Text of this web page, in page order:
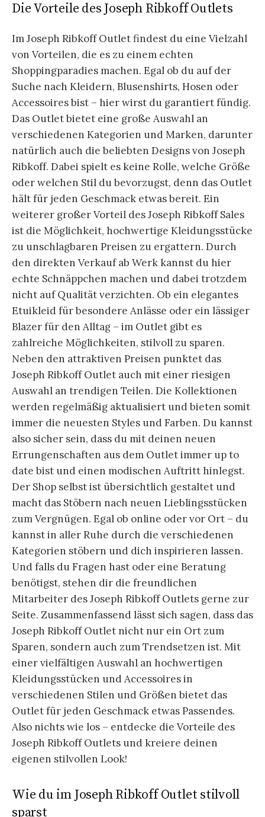
Die Vorteile des Joseph Ribkoff Outlets
Im Joseph Ribkoff Outlet findest du eine Vielzahl
von Vorteilen, die es zu einem echten
Shoppingparadies machen. Egal ob du auf der
Suche nach Kleidern, Blusenshirts, Hosen oder
Accessoires bist – hier wirst du garantiert fündig.
Das Outlet bietet eine große Auswahl an
verschiedenen Kategorien und Marken, darunter
natürlich auch die beliebten Designs von Joseph
Ribkoff. Dabei spielt es keine Rolle, welche Größe
oder welchen Stil du bevorzugst, denn das Outlet
hält für jeden Geschmack etwas bereit. Ein
weiterer großer Vorteil des Joseph Ribkoff Sales
ist die Möglichkeit, hochwertige Kleidungsstücke
zu unschlagbaren Preisen zu ergattern. Durch
den direkten Verkauf ab Werk kannst du hier
echte Schnäppchen machen und dabei trotzdem
nicht auf Qualität verzichten. Ob ein elegantes
Etuikleid für besondere Anlässe oder ein lässiger
Blazer für den Alltag – im Outlet gibt es
zahlreiche Möglichkeiten, stilvoll zu sparen.
Neben den attraktiven Preisen punktet das
Joseph Ribkoff Outlet auch mit einer riesigen
Auswahl an trendigen Teilen. Die Kollektionen
werden regelmäßig aktualisiert und bieten somit
immer die neuesten Styles und Farben. Du kannst
also sicher sein, dass du mit deinen neuen
Errungenschaften aus dem Outlet immer up to
date bist und einen modischen Auftritt hinlegst.
Der Shop selbst ist übersichtlich gestaltet und
macht das Stöbern nach neuen Lieblingsstücken
zum Vergnügen. Egal ob online oder vor Ort – du
kannst in aller Ruhe durch die verschiedenen
Kategorien stöbern und dich inspirieren lassen.
Und falls du Fragen hast oder eine Beratung
benötigst, stehen dir die freundlichen
Mitarbeiter des Joseph Ribkoff Outlets gerne zur
Seite. Zusammenfassend lässt sich sagen, dass das
Joseph Ribkoff Outlet nicht nur ein Ort zum
Sparen, sondern auch zum Trendsetzen ist. Mit
einer vielfältigen Auswahl an hochwertigen
Kleidungsstücken und Accessoires in
verschiedenen Stilen und Größen bietet das
Outlet für jeden Geschmack etwas Passendes.
Also nichts wie los – entdecke die Vorteile des
Joseph Ribkoff Outlets und kreiere deinen
eigenen stilvollen Look!
Wie du im Joseph Ribkoff Outlet stilvoll
sparst